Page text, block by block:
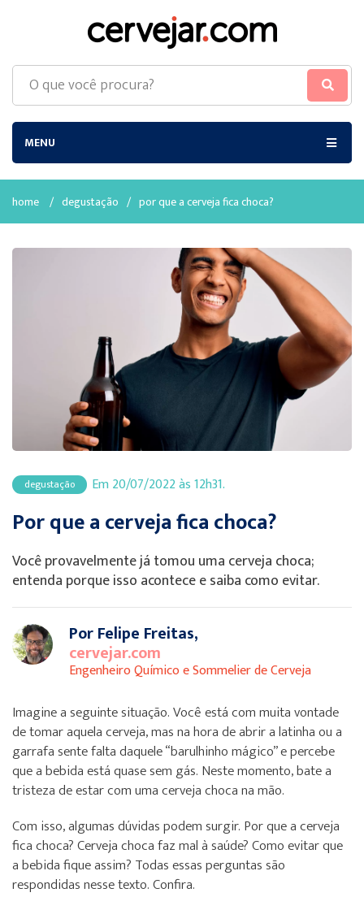
MENU
home / degustação / por que a cerveja fica choca?
degustação Em 20/07/2022 às 12h31.
Por que a cerveja fica choca?
Você provavelmente já tomou uma cerveja choca;
entenda porque isso acontece e saiba como evitar.
Por Felipe Freitas,
cervejar.com
Engenheiro Químico e Sommelier de Cerveja
Imagine a seguinte situação. Você está com muita vontade
de tomar aquela cerveja, mas na hora de abrir a latinha ou a
garrafa sente falta daquele “barulhinho mágico” e percebe
que a bebida está quase sem gás. Neste momento, bate a
tristeza de estar com uma cerveja choca na mão.
Com isso, algumas dúvidas podem surgir. Por que a cerveja
fica choca? Cerveja choca faz mal à saúde? Como evitar que
a bebida fique assim? Todas essas perguntas são
respondidas nesse texto. Confira.